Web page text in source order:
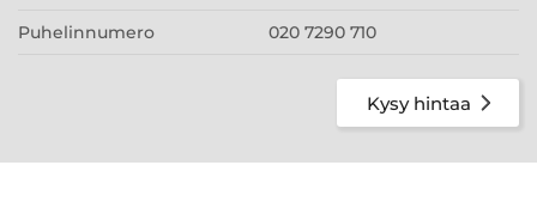
Puhelinnumero 020 7290 710
Kysy hintaa